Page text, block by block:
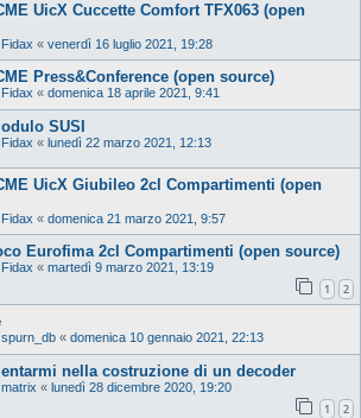
UicX Cuccette Comfort TFX063 (open
Fidax « venerdì 16 luglio 2021, 19:28
Press&Conference (open source)
Fidax « domenica 18 aprile 2021, 9:41
SUSI
Fidax « lunedì 22 marzo 2021, 12:13
UicX Giubileo 2cl Compartimenti (open
Fidax « domenica 21 marzo 2021, 9:57
Eurofima 2cl Compartimenti (open source)
Fidax « martedì 9 marzo 2021, 13:19
1 2
spurn_db « domenica 10 gennaio 2021, 22:13
nella costruzione di un decoder
matrix « lunedì 28 dicembre 2020, 19:20
1 2